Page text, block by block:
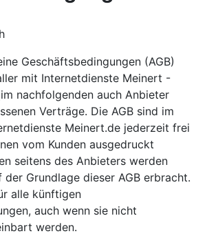
Geschäftsbedingungen (AGB)
mit Internetdienste Meinert -
nachfolgenden auch Anbieter
Verträge. Die AGB sind im
Meinert.de jederzeit frei
vom Kunden ausgedruckt
seitens des Anbieters werden
der Grundlage dieser AGB erbracht.
alle künftigen
auch wenn sie nicht
werden.